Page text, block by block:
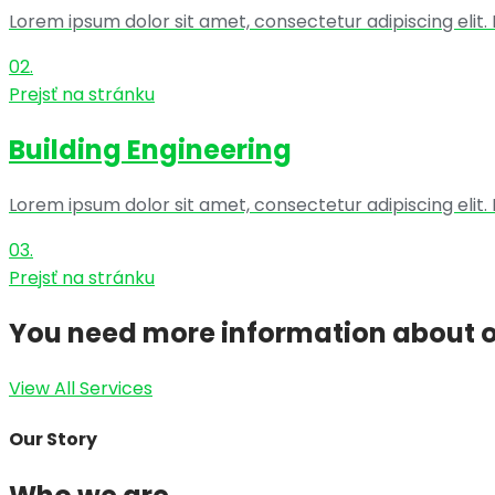
Lorem ipsum dolor sit amet, consectetur adipiscing
02.
Prejsť na stránku
Building Engineering
Lorem ipsum dolor sit amet, consectetur adipiscing
03.
Prejsť na stránku
You need more information about
View All Services
Our Story